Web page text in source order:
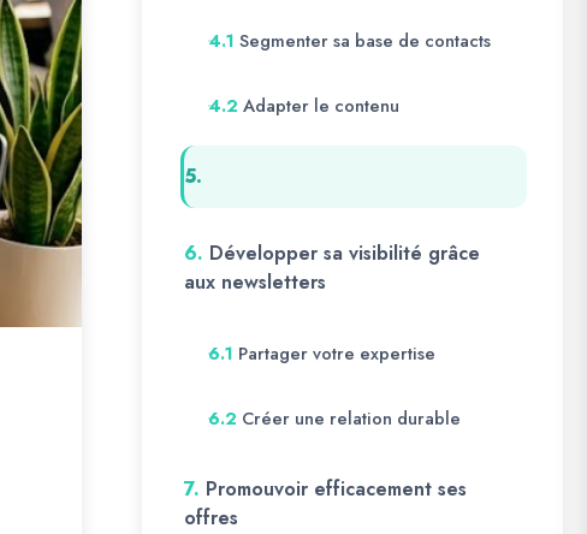
4.1 Segmenter sa base de contacts
4.2 Adapter le contenu
5.
6. Développer sa visibilité grâce
aux newsletters
6.1 Partager votre expertise
6.2 Créer une relation durable
7. Promouvoir efficacement ses
offres